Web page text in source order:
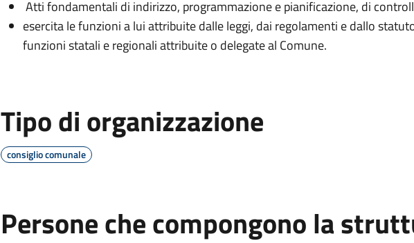
Atti fondamentali di indirizzo, programmazione e pianificazione, di
esercita le funzioni a lui attribuite dalle leggi, dai regolamenti e dallo
funzioni statali e regionali attribuite o delegate al Comune.
Tipo di organizzazione
consiglio comunale
Persone che compongono la